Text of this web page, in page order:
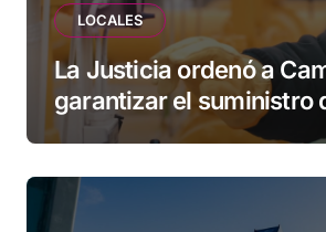
LOCALES
La Justicia ordenó a
garantizar el suministro
una familia de Tolhuin